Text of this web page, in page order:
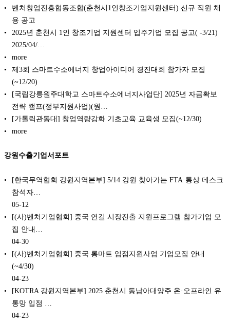
벤처창업진흥협동조합(춘천시1인창조기업지원센터) 신규 직원 채
용 공고
2025년 춘천시 1인 창조기업 지원센터 입주기업 모집 공고( -3/21)
2025/04/…
more
제3회 스마트수소에너지 창업아이디어 경진대회 참가자 모집
(~12/20)
[국립강릉원주대학교 스마트수소에너지사업단] 2025년 자금확보
전략 캠프(정부지원사업)(원…
[가톨릭관동대] 창업역량강화 기초교육 교육생 모집(~12/30)
more
강원수출기업서포트
[한국무역협회 강원지역본부] 5/14 강원 찾아가는 FTA·통상 데스크
참석자…
05-12
[(사)벤처기업협회] 중국 연길 시장진출 지원프로그램 참가기업 모
집 안내…
04-30
[(사)벤처기업협회] 중국 롱마트 입점지원사업 기업모집 안내
(~4/30)
04-23
[KOTRA 강원지역본부] 2025 춘천시 동남아대양주 온·오프라인 유
통망 입점 …
04-23